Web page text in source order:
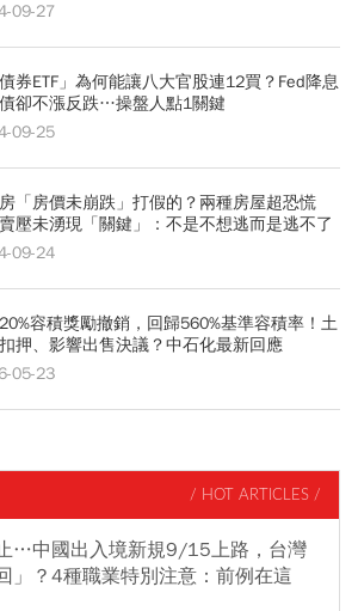
09-27
券ETF」為何能讓八大官股連12買？Fed降息
卻不漲反跌…操盤人點1關鍵
09-25
「房價未崩跌」打假的？兩種房屋超恐慌
壓未湧現「關鍵」：不是不想逃而是逃不了
09-24
容積獎勵撤銷，回歸560%基準容積率！土
押、影響出售決議？中石化最新回應
05-23
/ HOT ARTICLES /
…中國出入境新規9/15上路，台灣
」？4種職業特別注意：前例在這